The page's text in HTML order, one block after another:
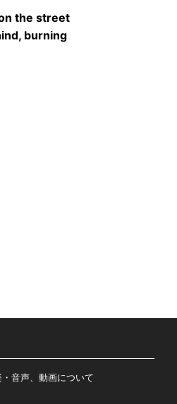
the street
burning
音声、動画について